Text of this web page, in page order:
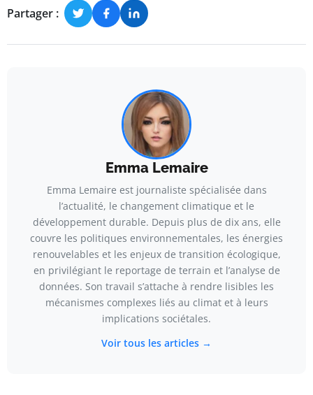
Partager :
Emma Lemaire
Emma Lemaire est journaliste spécialisée dans
l’actualité, le changement climatique et le
développement durable. Depuis plus de dix ans, elle
couvre les politiques environnementales, les énergies
renouvelables et les enjeux de transition écologique,
en privilégiant le reportage de terrain et l’analyse de
données. Son travail s’attache à rendre lisibles les
mécanismes complexes liés au climat et à leurs
implications sociétales.
Voir tous les articles →